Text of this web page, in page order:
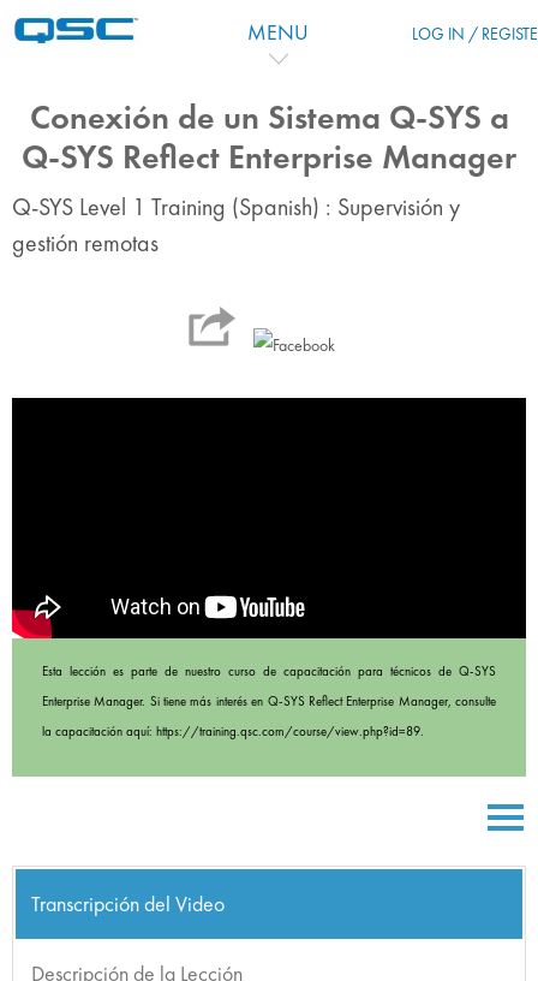
MENU LOG IN /
Conexión de un Sistema Q-SYS a
Q-SYS Reflect Enterprise Manager
Q-SYS Level 1 Training (Spanish) : Supervisión y
gestión remotas
Esta lección es parte de nuestro curso de capacitación para técnicos de Q-SYS
Enterprise Manager. Si tiene más interés en Q-SYS Reflect Enterprise Manager, consulte
la capacitación aquí: https://training.qsc.com/course/view.php?id=89.
Transcripción del Video
Descripción de la Lección